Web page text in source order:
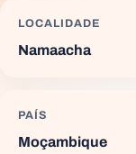
LOCALIDADE
Namaacha
PAÍS
Moçambique
O
R